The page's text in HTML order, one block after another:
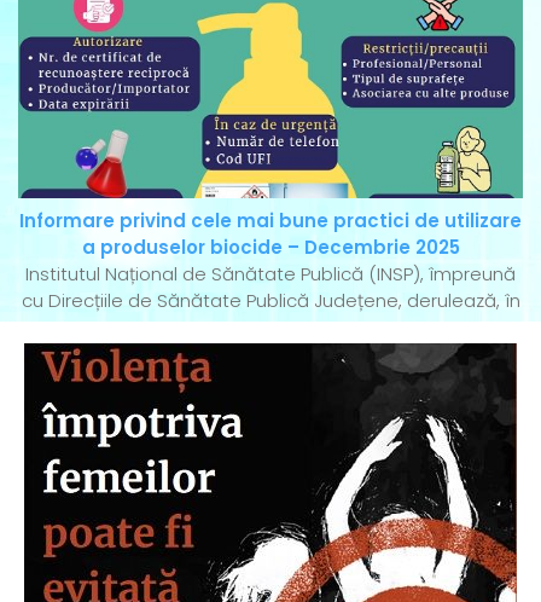
Informare privind cele mai bune practici de utilizare
a produselor biocide – Decembrie 2025
Institutul Național de Sănătate Publică (INSP), împreună
cu Direcțiile de Sănătate Publică Județene, derulează, în